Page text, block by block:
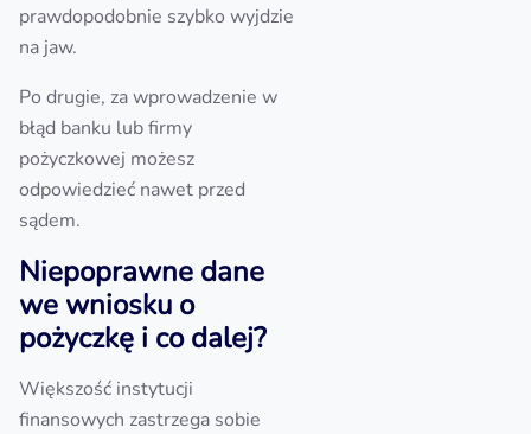
prawdopodobnie szybko wyjdzie
na jaw.
Po drugie, za wprowadzenie w
błąd banku lub firmy
pożyczkowej możesz
odpowiedzieć nawet przed
sądem.
Niepoprawne dane
we wniosku o
pożyczkę i co dalej?
Większość instytucji
finansowych zastrzega sobie